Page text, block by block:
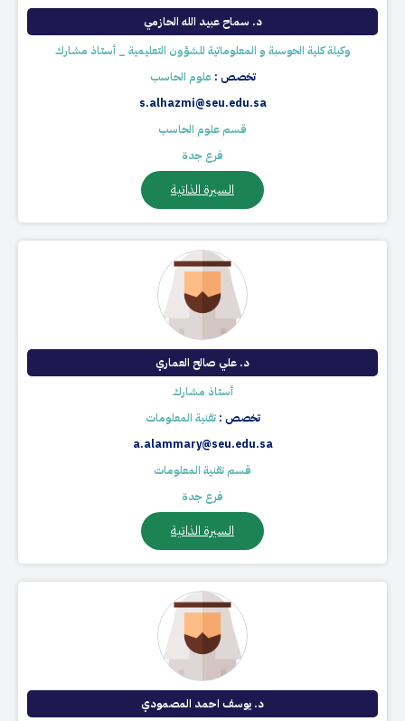
د. سماح عبيد الله الحازمي​​
وكيلة كلية الحوسبة و المعلوماتية للشؤون التعليمية _ أستاذ مشارك
تخصص :علوم الحاسب
s.alhazmi@seu.edu.sa
قسم علوم الحاسب
فرع جدة
السيرة الذاتية
د. علي صالح العماري​
أستاذ مشارك
تخصص :تقنية المعلومات
a.alammary@seu.edu.sa
قسم تقنية المعلومات
فرع جدة
السيرة الذاتية
د. يوسف احمد المصمودي